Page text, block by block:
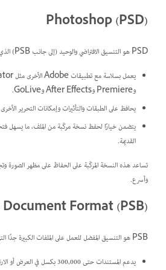
Photoshop ‪(PSD)
PSD هو التنسيق الافتراضي والوحيد (إلى جانب PSB) الذي يحتفظ بجميع المزايا كما هي
وPremiere وAfter Effects وGoLive.
يحافظ على الطبقات والتأثيرات وإمكانات التحرير
يتضمن خيارًا لحفظ نسخة مركّبة من الملف، ما يسهل
القديمة.
تساعد هذه النسخة المركّبة على الحفاظ على مظهر الصورة
وأسرع.
Format (PSB)‎
PSB هو التنسيق المفضل للعمل على الملفات الكبيرة جدًا التي تتجاوز حدود PSD.
يدعم المستندات حتى 300,000 بكسل في العرض أو الارتفاع.